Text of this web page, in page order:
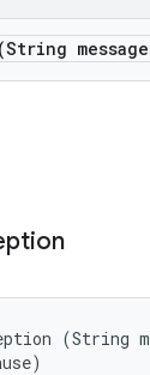
(String message
(String